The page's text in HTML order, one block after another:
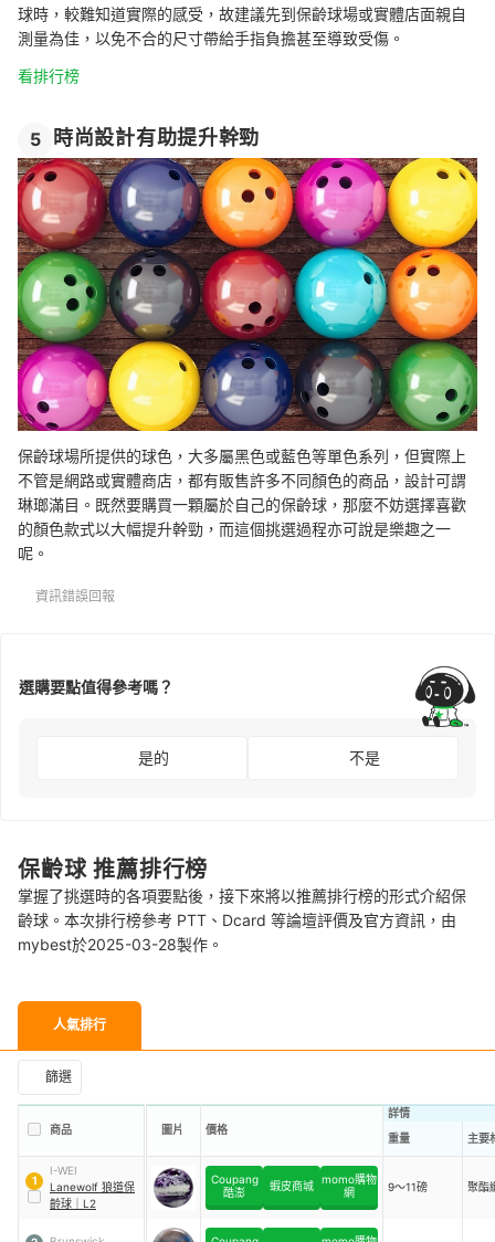
球時，較難知道實際的感受，故建議先到保齡球場或實體店面親自
測量為佳，以免不合的尺寸帶給手指負擔甚至導致受傷。
看排行榜
5 時尚設計有助提升幹勁
保齡球場所提供的球色，大多屬黑色或藍色等單色系列，但實際上
不管是網路或實體商店，都有販售許多不同顏色的商品，設計可謂
琳瑯滿目。既然要購買一顆屬於自己的保齡球，那麼不妨選擇喜歡
的顏色款式以大幅提升幹勁，而這個挑選過程亦可說是樂趣之一
呢。
資訊錯誤回報
選購要點值得參考嗎？
是的 不是
保齡球 推薦排行榜
掌握了挑選時的各項要點後，接下來將以推薦排行榜的形式介紹保
齡球。本次排行榜參考 PTT、Dcard 等論壇評價及官方資訊，由
mybest於2025-03-28製作。
人氣排行
篩選
商品 圖片 價格
詳情
重量
主要
1
I-WEI
Lanewolf 狼道保
齡球
L2
Coupang
酷澎
蝦皮商城 momo購物
網
9～11磅 聚酯